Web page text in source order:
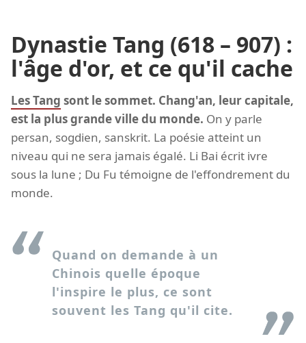
Dynastie Tang (618 – 907) :
l'âge d'or, et ce qu'il cache
Les Tang sont le sommet. Chang'an, leur capitale,
est la plus grande ville du monde. On y parle
persan, sogdien, sanskrit. La poésie atteint un
niveau qui ne sera jamais égalé. Li Bai écrit ivre
sous la lune ; Du Fu témoigne de l'effondrement du
monde.
Quand on demande à un
Chinois quelle époque
l'inspire le plus, ce sont
souvent les Tang qu'il cite.